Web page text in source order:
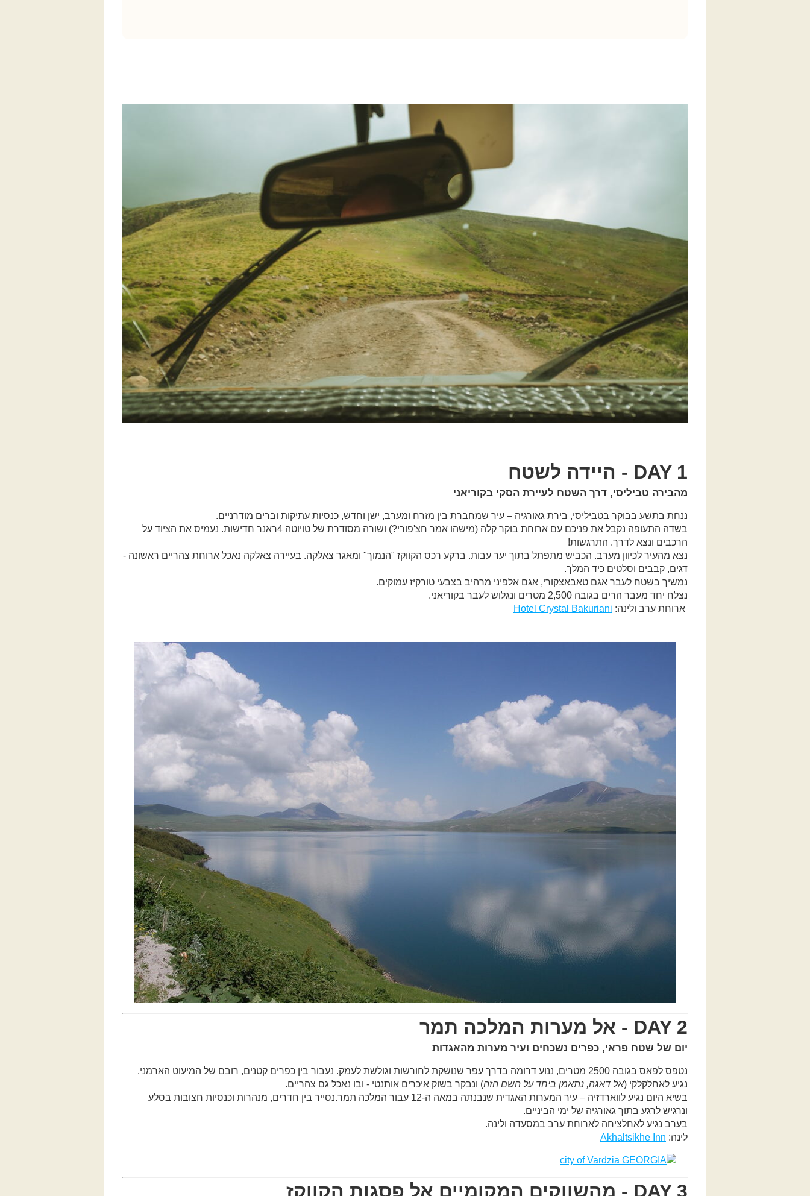
DAY 1 - היידה לשטח
מהבירה טביליסי, דרך השטח לעיירת הסקי בקוריאני
ננחת בתשע בבוקר בטביליסי, בירת גאורגיה – עיר שמחברת בין מזרח ומערב, ישן וחדש, כנסיות עתיקות וברים מודרניים.
בשדה התעופה נקבל את פניכם עם ארוחת בוקר קלה (מישהו אמר חצ'פורי?) ושורה מסודרת של טויוטה 4ראנר חדישות. נעמיס את הציוד על
הרכבים ונצא לדרך. התרגשות!
נצא מהעיר לכיוון מערב. הכביש מתפתל בתוך יער עבות. ברקע רכס הקווקז "הנמוך" ומאגר צאלקה. בעיירה צאלקה נאכל ארוחת צהריים ראשונה -
דגים, קבבים וסלטים כיד המלך.
נמשיך בשטח לעבר אגם טאבאצקורי, אגם אלפיני מרהיב בצבעי טורקיז עמוקים.
נצלח יחד מעבר הרים בגובה 2,500 מטרים ונגלוש לעבר בקוריאני.
ארוחת ערב ולינה: Hotel Crystal Bakuriani
DAY 2 - אל מערות המלכה תמר
יום של שטח פראי, כפרים נשכחים ועיר מערות מהאגדות
נטפס לפאס בגובה 2500 מטרים, ננוע דרומה בדרך עפר שנושקת לחורשות וגולשת לעמק. נעבור בין כפרים קטנים, רובם של המיעוט הארמני.
נגיע לאחלקלקי (אל דאגה, נתאמן ביחד על השם הזה) ונבקר בשוק איכרים אותנטי - ובו נאכל גם צהריים.
בשיא היום נגיע לווארדזיה – עיר המערות האגדית שנבנתה במאה ה-12 עבור המלכה תמר.נסייר בין חדרים, מנהרות וכנסיות חצובות בסלע
ונרגיש לרגע בתוך גאורגיה של ימי הביניים.
בערב נגיע לאחלציחה לארוחת ערב במסעדה ולינה.
לינה: Akhaltsikhe Inn
DAY 3 - מהשווקים המקומיים אל פסגות הקווקז